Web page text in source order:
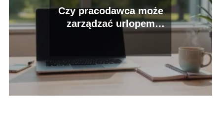
Czy pracodawca może
zarządzać urlopem